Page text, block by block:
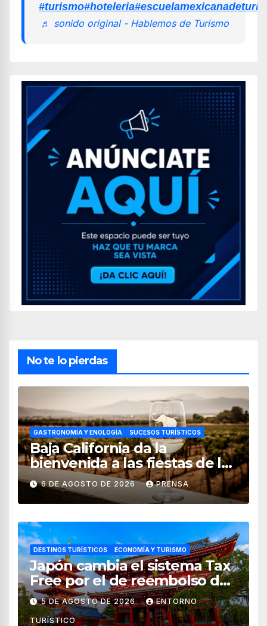
#turismo#hoteleria
♬ sonido original - Hablemos de Turismo
No te lo pierdas
GASTRONOMÍA Y ENOLOGÍA SUCESOS TURÍSTICOS
Baja California da la
bienvenida a las fiestas de la
vendimia 2026
6 DE AGOSTO DE 2026 PRENSA
DESTINOS TURÍSTICOS ECONOMÍA Y TURISMO
Japón cambia el sistema Tax
Free por el de reembolso de
impuestos desde noviembre
de 2026
5 DE AGOSTO DE 2026 ENTORNO
TURÍSTICO